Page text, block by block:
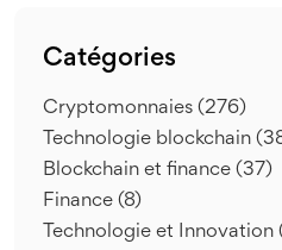
Catégories
Cryptomonnaies (276)
Technologie blockchain
Blockchain et finance (37)
Finance (8)
Technologie et Innovation